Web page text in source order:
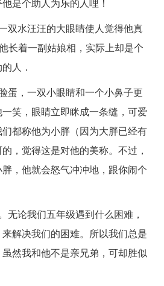
双水汪汪的大眼睛使人觉得他真
长着一副姑娘相，实际上却是个
人．
蛋，一双小眼睛和一个小鼻子更
笑，眼睛立即眯成一条缝，可爱
都称他为小胖（因为大胖已经有
，觉得这是对他的美称。不过，
，他就会怒气冲冲地，跟你闹个
无论我们五年级遇到什么困难，
解决我们的困难。所以我们总是
然我和他不是亲兄弟，可却胜似